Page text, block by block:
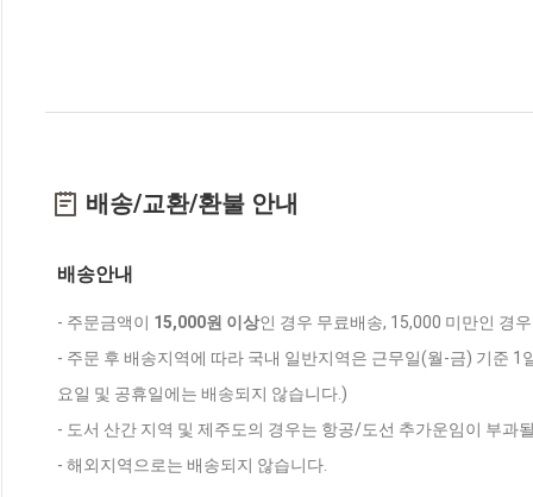
배송/교환/환불 안내
배송안내
- 주문금액이 15,000원 이상인 경우 무료배송, 15,000 미만인 경
- 주문 후 배송지역에 따라 국내 일반지역은 근무일(월-금) 기준
요일 및 공휴일에는 배송되지 않습니다.)
- 도서 산간 지역 및 제주도의 경우는 항공/도선 추가운임이 부과
- 해외지역으로는 배송되지 않습니다.